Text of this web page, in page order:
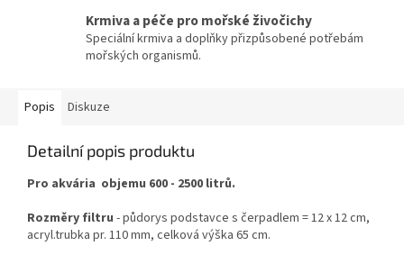
Krmiva a péče pro mořské živočichy
Speciální krmiva a doplňky přizpůsobené potřebám
mořských organismů.
Popis Diskuze
Detailní popis produktu
Pro akvária objemu 600 - 2500 litrů.
Rozměry filtru - půdorys podstavce s čerpadlem = 12 x 12 cm,
acryl.trubka pr. 110 mm, celková výška 65 cm.